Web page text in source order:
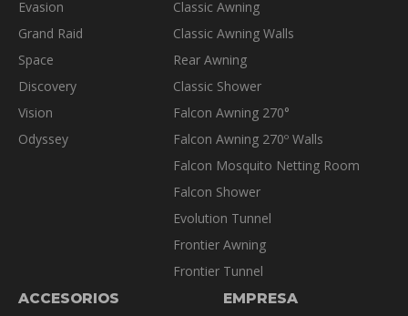
página
producto
Evasion
Grand Raid
Space
Discovery
Vision
Odyssey
Classic Awning
Classic Awning Walls
Rear Awning
Classic Shower
Falcon Awning 270°
Falcon Awning 270º Walls
Falcon Mosquito Netting Room
Falcon Shower
Evolution Tunnel
Frontier Awning
Frontier Tunnel
ACCESORIOS
EMPRESA